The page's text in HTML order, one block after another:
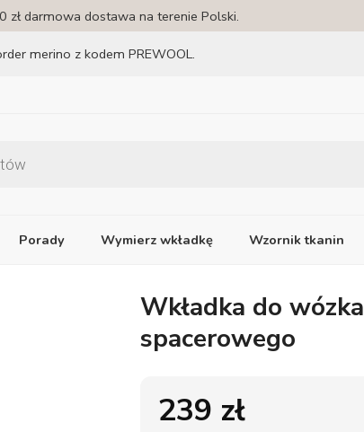
zł darmowa dostawa na terenie Polski.
merino z kodem PREWOOL.
Porady Wymierz wkładkę Wzornik tkanin
Wkładka do wózka
spacerowego
239 zł